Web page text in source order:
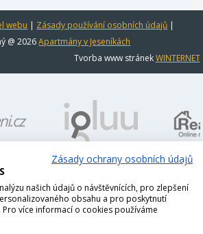
webu | Zásady používání osobních údajů |
@ 2026Apartmány v Jeseníkách
Tvorba www stránekWINTERNET
Zásady ochrany osobních údajů
našich údajů o návštěvnících, pro zlepšení
obsahu a pro poskytnutí
Pro více informací o cookies používáme